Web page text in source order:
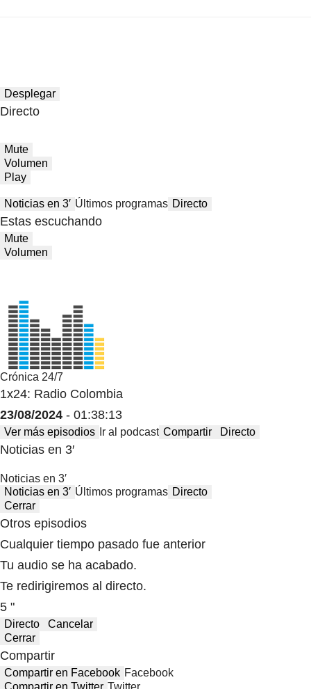
Desplegar
Directo
Mute
Volumen
Play
Noticias en 3′ Últimos programas Directo
Estas escuchando
Mute
Volumen
Crónica 24/7
1x24: Radio Colombia
23/08/2024 - 01:38:13
Ver más episodios Ir al podcast Compartir Directo
Noticias en 3′
Noticias en 3′
Noticias en 3′ Últimos programas Directo
Cerrar
Otros episodios
Cualquier tiempo pasado fue anterior
Tu audio se ha acabado.
Te redirigiremos al directo.
5 "
Directo
Cancelar
Cerrar
Compartir
Compartir en Facebook Facebook